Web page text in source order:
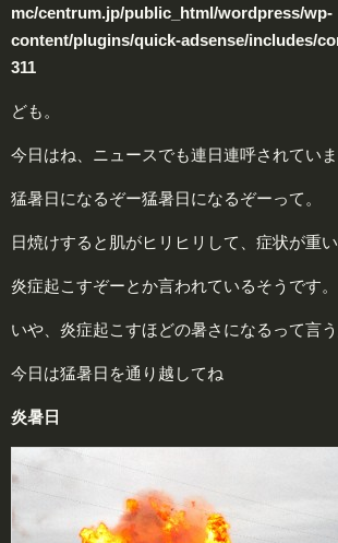
mc/centrum.jp/public_html/wordpress/wp-
content/plugins/quick-adsense/includes/
311
ども。
今日はね、ニュースでも連日連呼されてい
猛暑日になるぞー猛暑日になるぞーって。
日焼けすると肌がヒリヒリして、症状が重
炎症起こすぞーとか言われているそうです。
いや、炎症起こすほどの暑さになるって言う
今日は猛暑日を通り越してね
炎暑日